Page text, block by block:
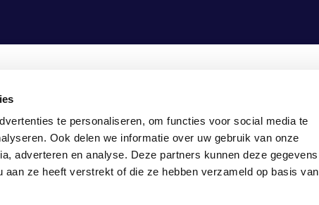
te personaliseren, om functies voor social media te
Ook delen we informatie over uw gebruik van onze
adverteren en analyse. Deze partners kunnen deze gegevens
aan ze heeft verstrekt of die ze hebben verzameld op basis van